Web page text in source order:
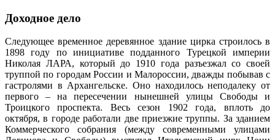
Доходное дело
Следующее временное деревянное здание цирка строилось в
1898 году по инициативе подданного Турецкой империи
Николая ЛАРА, который до 1910 года разъезжал со своей
труппой по городам России и Малороссии, дважды побывав с
гастролями в Архангельске. Оно находилось неподалеку от
первого – на пересечении нынешней улицы Свободы и
Троицкого проспекта. Весь сезон 1902 года, вплоть до
октября, в городе работали две приезжие труппы. За зданием
Коммерческого собрания (между современными улицами